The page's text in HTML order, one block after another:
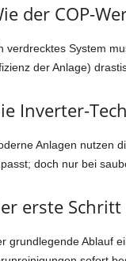
der COP-
verdrecktes System
der Anlage)
Inverter-
Anlagen nutzen
doch nur bei
erste
grundlegende Ablauf